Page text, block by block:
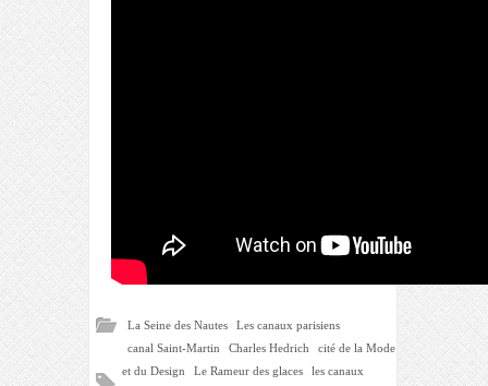
La Seine des Nautes
Les canaux parisiens
canal Saint-Martin
Charles Hedrich
cité de la Mode
et du Design
Le Rameur des glaces
les canaux